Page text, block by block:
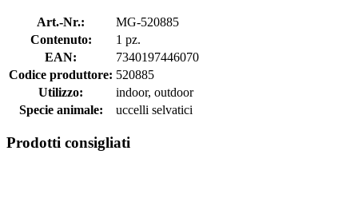
Art.-Nr.:
MG-520885
Contenuto:
1 pz.
EAN:
7340197446070
Codice produttore: 520885
Utilizzo:
indoor, outdoor
Specie animale:
uccelli selvatici
Prodotti consigliati